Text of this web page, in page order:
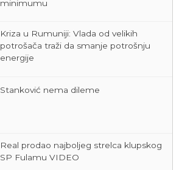
minimumu
Kriza u Rumuniji: Vlada od velikih
potrošača traži da smanje potrošnju
energije
Stanković nema dileme
Real prodao najboljeg strelca klupskog
SP Fulamu VIDEO